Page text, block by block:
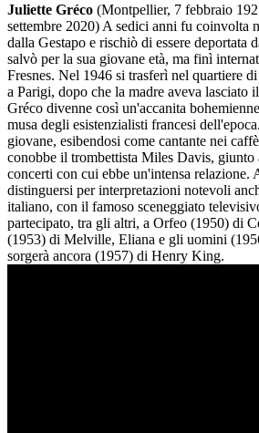
Juliette Gréco (Montpellier, 7 febbraio
settembre 2020) A sedici anni fu coinvolta
dalla Gestapo e rischiò di essere deportata
salvò per la sua giovane età, ma finì
Fresnes. Nel 1946 si trasferì nel quartiere
a Parigi, dopo che la madre aveva lasciato
Gréco divenne così un'accanita
musa degli esistenzialisti francesi
giovane, esibendosi come cantante nei
conobbe il trombettista Miles Davis, giunto
concerti con cui ebbe un'intensa relazione.
distinguersi per interpretazioni notevoli
italiano, con il famoso sceneggiato
partecipato, tra gli altri, a Orfeo (1950) di
(1953) di Melville, Eliana e gli uomini
sorgerà ancora (1957) di Henry King.